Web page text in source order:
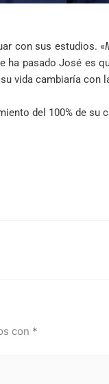
con sus estudios. «
pasado José es
vida cambiaría
del 100% de su
con *